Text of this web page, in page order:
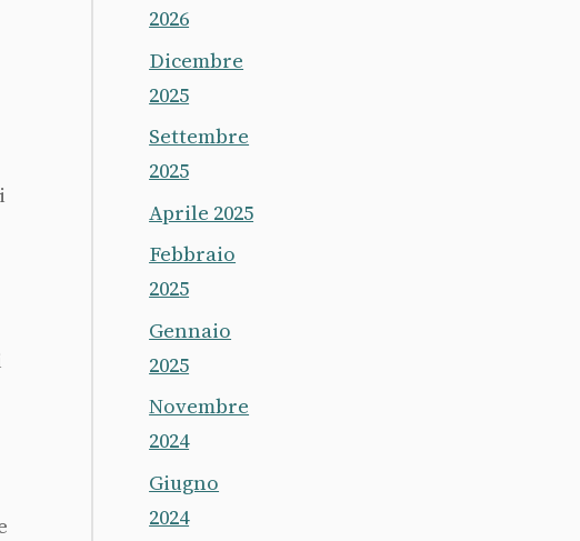
2026
Dicembre
2025
Settembre
2025
Aprile 2025
Febbraio
2025
Gennaio
2025
Novembre
2024
Giugno
2024